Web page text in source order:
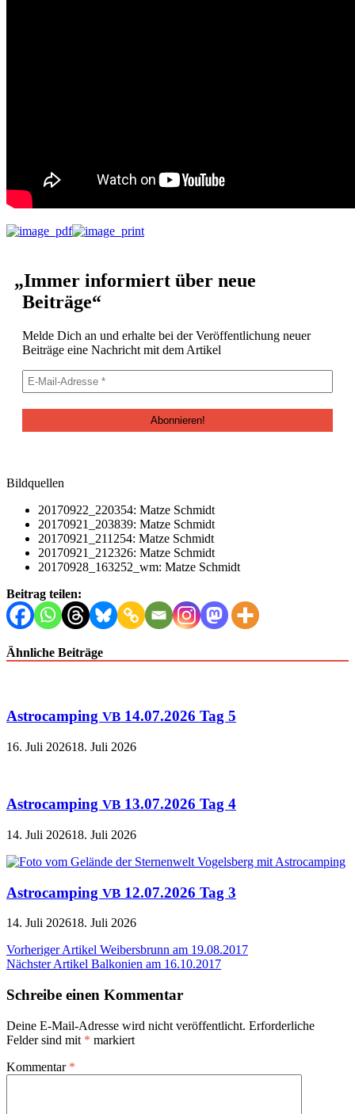
„Immer informiert über neue
Beiträge“
Melde Dich an und erhalte bei der Veröf­fentlichung neuer
Beiträge eine Nachricht mit dem Artikel
Bildquellen
20170922_220354: Matze Schmidt
20170921_203839: Matze Schmidt
20170921_211254: Matze Schmidt
20170921_212326: Matze Schmidt
20170928_163252_wm: Matze Schmidt
Beitrag teilen:
Ähnliche Beiträge
Astrocamping VB 14.07.2026 Tag 5
16. Juli 202618. Juli 2026
Astrocamping VB 13.07.2026 Tag 4
14. Juli 202618. Juli 2026
Astrocamping VB 12.07.2026 Tag 3
14. Juli 202618. Juli 2026
Beitragsnavigation
Vorheriger Artikel Weibersbrunn am 19.08.2017
Nächster Artikel Balkonien am 16.10.2017
Schreibe einen Kommentar
Deine E-Mail-Adresse wird nicht veröffentlicht. Erforderliche
Felder sind mit * markiert
Kommentar *